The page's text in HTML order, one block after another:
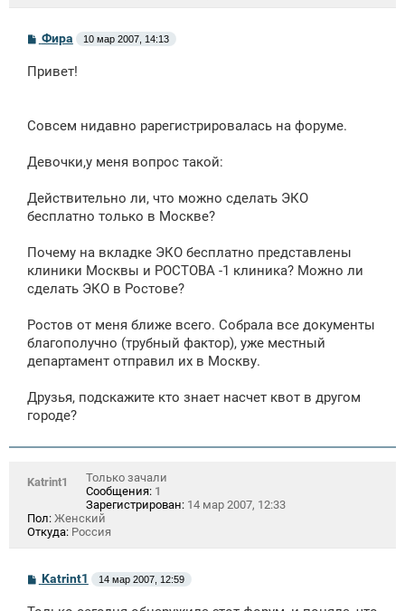
С
б
и
Фира 10 мар 2007, 14:13
Привет!
Совсем нидавно рарегистрировалась на форуме.
Девочки,у меня вопрос такой:
Действительно ли, что можно сделать ЭКО
бесплатно только в Москве?
Почему на вкладке ЭКО бесплатно представлены
клиники Москвы и РОСТОВА -1 клиника? Можно ли
сделать ЭКО в Ростове?
Ростов от меня ближе всего. Собрала все документы
благополучно (трубный фактор), уже местный
департамент отправил их в Москву.
Друзья, подскажите кто знает насчет квот в другом
городе?
Katrint1
Только зачали
Сообщения: 1
Зарегистрирован: 14 мар 2007, 12:33
Пол: Женский
Откуда: Россия
СKatrint1 14 мар 2007, 12:59